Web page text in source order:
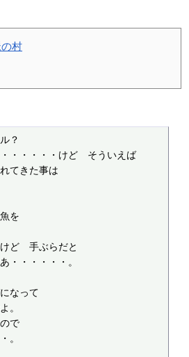
村
？
・・・・・けど　そういえば
てきた事は
を
ど　手ぶらだと
・・・・・・。
なって
。
で
。